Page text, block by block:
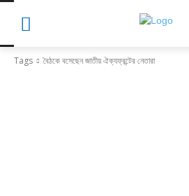
Tags বৈঠকে বসেছেন জাতীয় ঐক্যফ্রন্টের নেতারা